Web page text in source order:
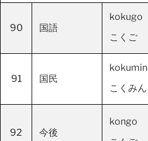
90 国語
kokugo
こくご
91 国民
kokumin
こくみん
92 今後
kongo